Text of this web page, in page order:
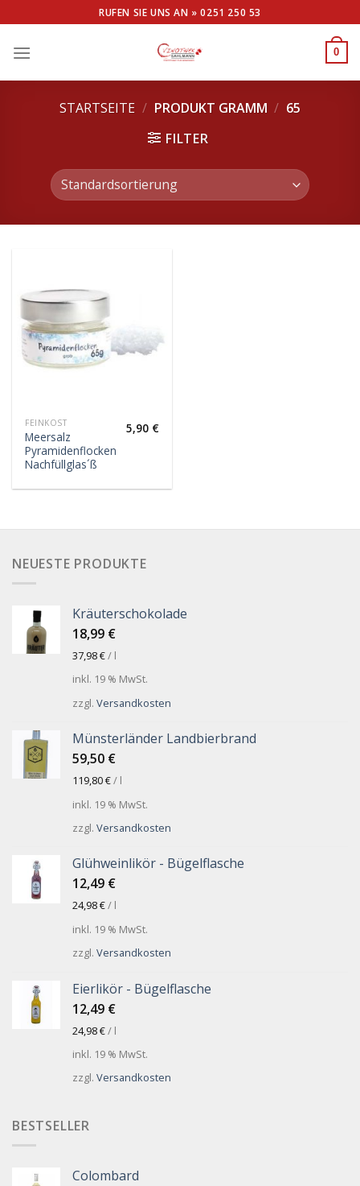
to
content
RUFEN SIE UNS AN »0251 250 53
0
STARTSEITE / PRODUKT GRAMM / 65
FILTER
FEINKOST
Meersalz
Pyramidenflocken
Nachfüllglas´ß
5,90 €
NEUESTE PRODUKTE
Kräuterschokolade
18,99 €
37,98€/ l
inkl. 19 % MwSt.
zzgl. Versandkosten
Münsterländer Landbierbrand
59,50 €
119,80€/ l
inkl. 19 % MwSt.
zzgl. Versandkosten
Glühweinlikör - Bügelflasche
12,49 €
24,98€/ l
inkl. 19 % MwSt.
zzgl. Versandkosten
Eierlikör - Bügelflasche
12,49 €
24,98€/ l
inkl. 19 % MwSt.
zzgl. Versandkosten
BESTSELLER
Colombard